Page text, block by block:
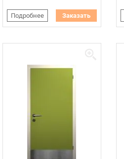
Подробнее Заказать